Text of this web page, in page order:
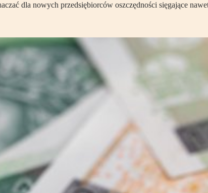
dla nowych przedsiębiorców oszczędności sięgające